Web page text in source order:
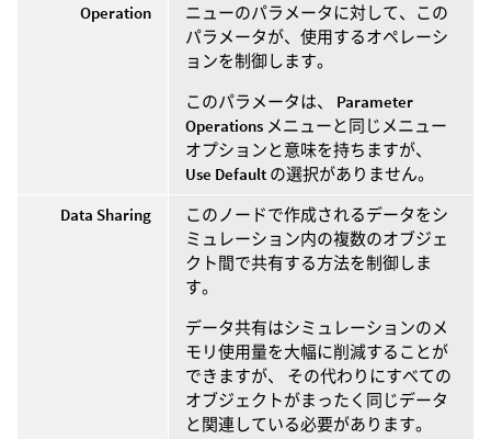
Operation
ニューのパラメータに対して、この
パラメータが、使用するオペレーシ
ョンを制御します。
このパラメータは、 Parameter
Operations メニューと同じメニュー
オプションと意味を持ちますが、
Use Default の選択がありません。
Data Sharing
このノードで作成されるデータをシ
ミュレーション内の複数のオブジェ
クト間で共有する方法を制御しま
す。
データ共有はシミュレーションのメ
モリ使用量を大幅に削減することが
できますが、 その代わりにすべての
オブジェクトがまったく同じデータ
と関連している必要があります。